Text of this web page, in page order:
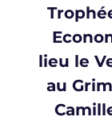
lieu le
au